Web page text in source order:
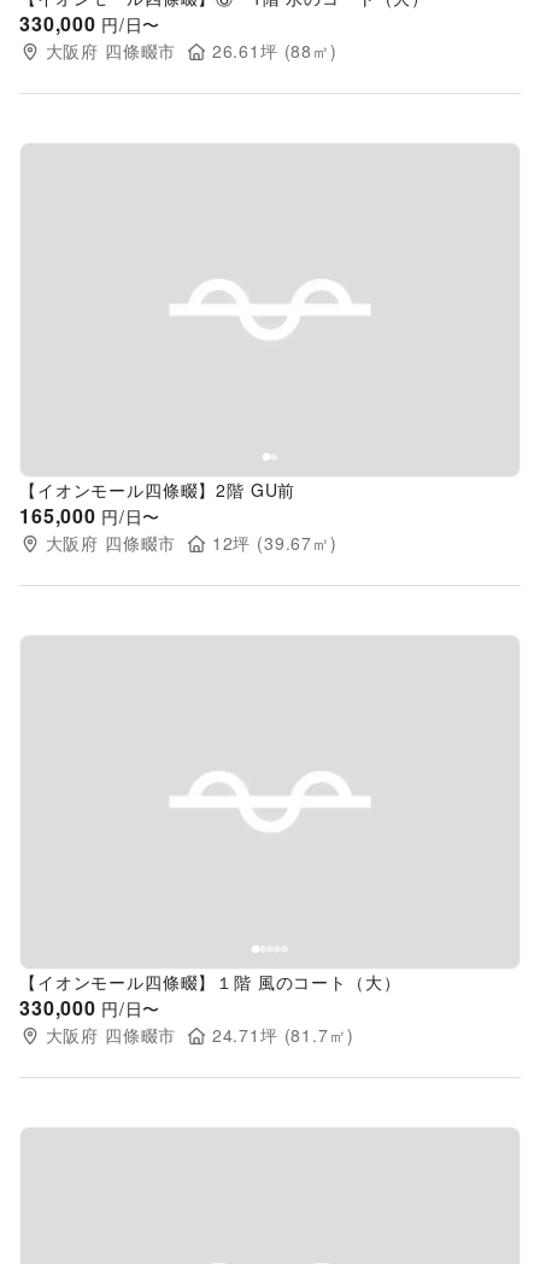
330,000 円/日〜
大阪府 四條畷市 26.61 坪 (88 ㎡)
Previous slide
【イオンモール四條畷】2階 GU前
165,000 円/日〜
大阪府 四條畷市 12坪 (39.67㎡)
Previous slide
【イオンモール四條畷】１階 風のコート（大）
330,000 円/日〜
大阪府 四條畷市 24.71 坪 (81.7㎡)